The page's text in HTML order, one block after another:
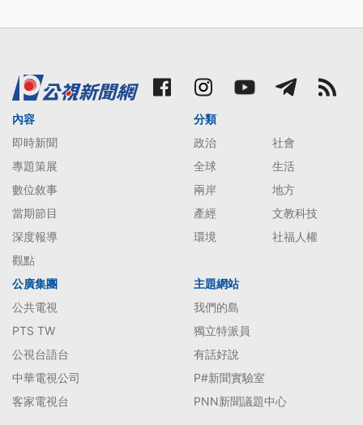
內容
即時新聞
專題策展
數位敘事
當期節目
深度報導
觀點
分類
政治
社會
全球
生活
兩岸
地方
產經
文教科技
環境
社福人權
公廣集團
公共電視
PTS TW
公視台語台
中華電視公司
客家電視台
主題網站
我們的島
獨立特派員
有話好說
P#新聞實驗室
PNN新聞議題中心